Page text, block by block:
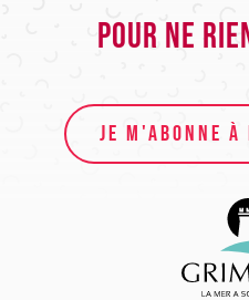
Pour ne
JE M'ABONNE À